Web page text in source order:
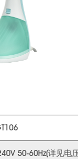
50-60Hz(详见电